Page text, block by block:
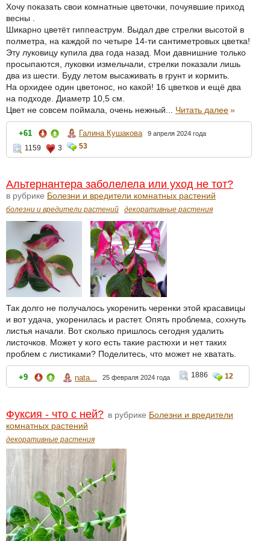
Хочу показать свои комнатные цветочки, почуявшие приход
весны .
Шикарно цветёт гиппеаструм. Выдал две стрелки высотой в
полметра, на каждой по четыре 14-ти сантиметровых цветка!
Эту луковицу купила два года назад. Мои давнишние только
просыпаются, луковки измельчали, стрелки показали лишь
два из шести. Буду летом высаживать в грунт и кормить.
На орхидее один цветонос, но какой! 16 цветков и ещё два
на подходе. Диаметр 10,5 см.
Цвет не совсем поймала, очень нежный... Читать далее»
+61 Галина Кушакова 9 апреля 2024 года
1159 3 53
Альтернантера заболелела или уход не тот?
в рубрике Болезни и вредители комнатных растений
болезни и вредители растений декоративные растения
Так долго не получалось укоренить черенки этой красавицы
и вот удача, укоренилась и растет. Опять проблема, сохнуть
листья начали. Вот сколько пришлось сегодня удалить
листочков. Может у кого есть такие растюхи и нет таких
проблем с листиками? Поделитесь, что может не хватать.
+9 nata... 25 февраля 2024 года 1886 12
Фуксия - что с ней? в рубрике Болезни и вредители
комнатных растений
декоративные растения